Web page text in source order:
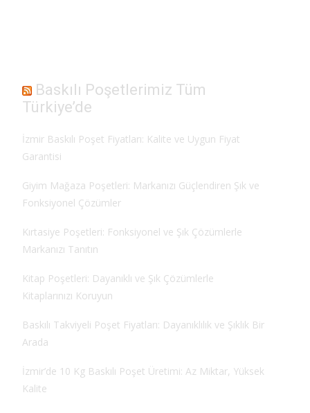
k
Baskılı Poşetlerimiz Tüm
Türkiye’de
İzmir Baskılı Poşet Fiyatları: Kalite ve Uygun Fiyat
Garantisi
Giyim Mağaza Poşetleri: Markanızı Güçlendiren Şık ve
Fonksiyonel Çözümler
Kırtasiye Poşetleri: Fonksiyonel ve Şık Çözümlerle
Markanızı Tanıtın
Kitap Poşetleri: Dayanıklı ve Şık Çözümlerle
Kitaplarınızı Koruyun
Baskılı Takviyeli Poşet Fiyatları: Dayanıklılık ve Şıklık Bir
Arada
İzmir’de 10 Kg Baskılı Poşet Üretimi: Az Miktar, Yüksek
Kalite